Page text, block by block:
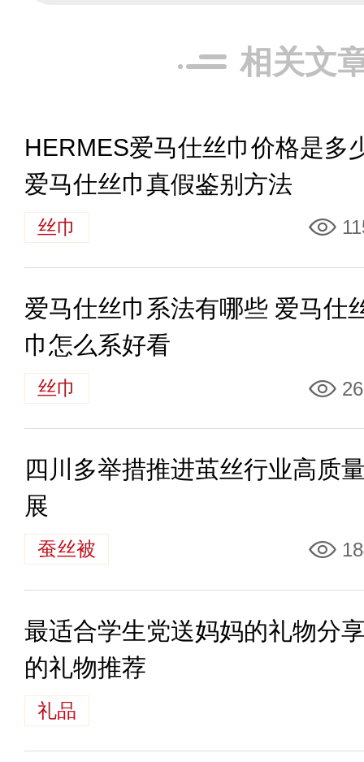
相关文
HERMES爱马仕丝巾价格是多
爱马仕丝巾真假鉴别方法
丝巾
爱马仕丝巾系法有哪些 爱马仕
巾怎么系好看
丝巾
四川多举措推进茧丝行业高质
展
蚕丝被
最适合学生党送妈妈的礼物分
的礼物推荐
礼品